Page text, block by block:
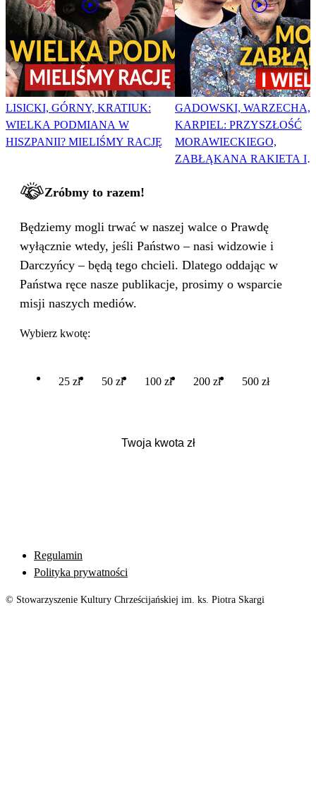
LISICKI, GÓRNY, KRATIUK:
WIELKA PODMIANA W
HISZPANII? MIELIŚMY RACJĘ
GADOWSKI, WARZECHA,
KARPIEL: PRZYSZŁOŚĆ
MORAWIECKIEGO,
ZABŁĄKANA RAKIETA I
Zróbmy to razem!
Będziemy mogli trwać w naszej walce o Prawdę
wyłącznie wtedy, jeśli Państwo – nasi widzowie i
Darczyńcy – będą tego chcieli. Dlatego oddając w
Państwa ręce nasze publikacje, prosimy o wsparcie
misji naszych mediów.
Wybierz kwotę:
25 zł 50 zł 100 zł 200 zł 500 zł
Regulamin
Polityka prywatności
© Stowarzyszenie Kultury Chrześcijańskiej im. ks. Piotra Skargi